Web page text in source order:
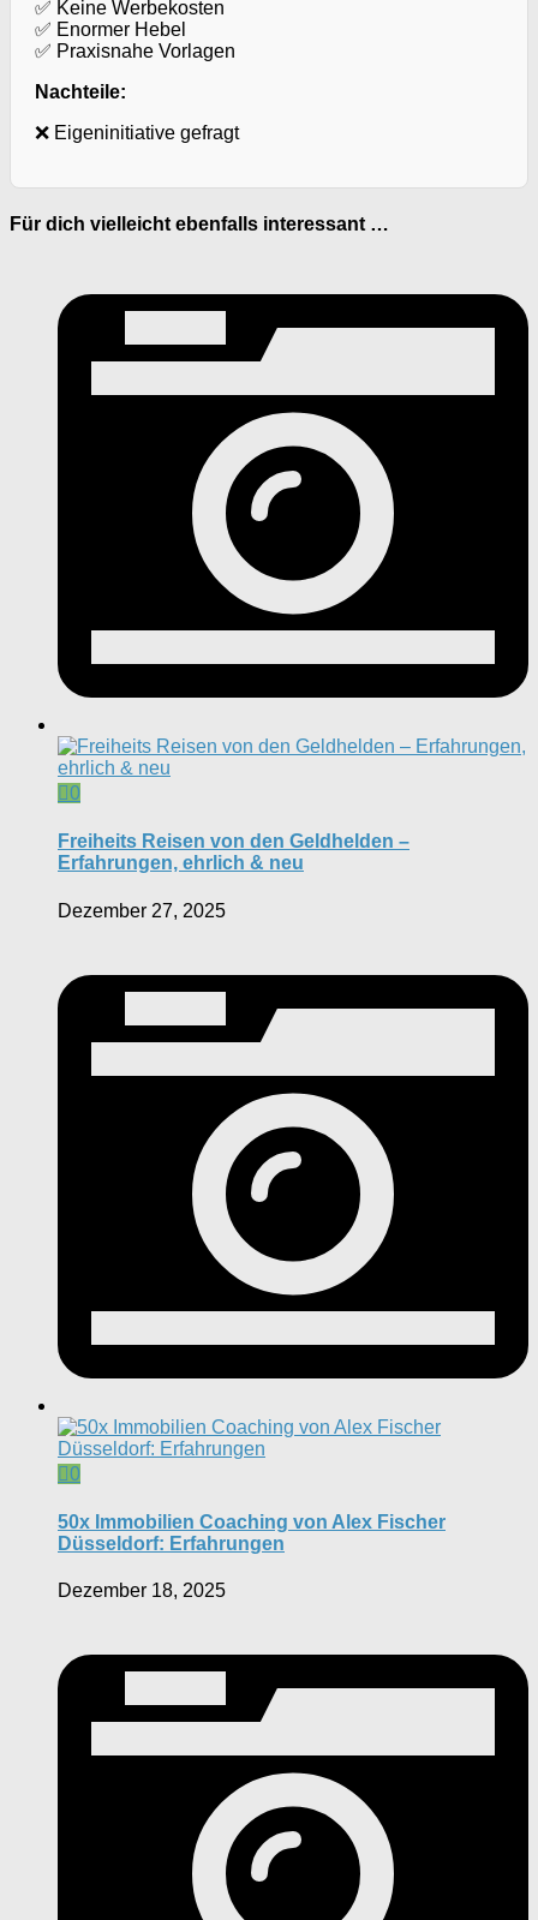
✅ Keine Werbekosten
✅ Enormer Hebel
✅ Praxisnahe Vorlagen
Nachteile:
❌ Eigeninitiative gefragt
Für dich vielleicht ebenfalls interessant …
0
Freiheits Reisen von den Geldhelden –
Erfahrungen, ehrlich & neu
Dezember 27, 2025
0
50x Immobilien Coaching von Alex Fischer
Düsseldorf: Erfahrungen
Dezember 18, 2025